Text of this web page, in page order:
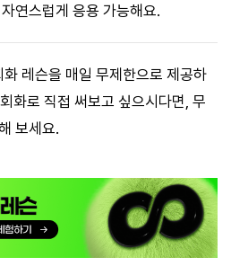
연스럽게 응용 가능해요.
레슨을 매일 무제한으로 제공하
화로 직접 써보고 싶으시다면, 무
보세요.